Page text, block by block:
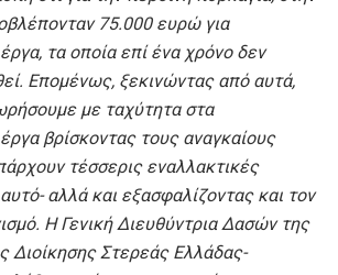
75.000 ευρώ για
τα οποία επί ένα χρόνο δεν
Επομένως, ξεκινώντας από αυτά,
με ταχύτητα στα
βρίσκοντας τους αναγκαίους
τέσσερις εναλλακτικές
αλλά και εξασφαλίζοντας και τον
Η Γενική Διευθύντρια Δασών της
Διοίκησης Στερεάς Ελλάδας-